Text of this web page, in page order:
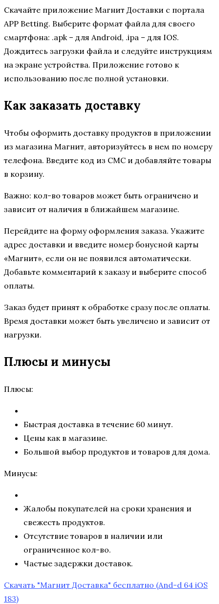
Скачайте приложение Магнит Доставки с портала
APP Betting. Выберите формат файла для своего
смартфона: .apk – для Android, .ipa – для IOS.
Дождитесь загрузки файла и следуйте инструкциям
на экране устройства. Приложение готово к
использованию после полной установки.
Как заказать доставку
Чтобы оформить доставку продуктов в приложении
из магазина Магнит, авторизуйтесь в нем по номеру
телефона. Введите код из СМС и добавляйте товары
в корзину.
Важно: кол-во товаров может быть ограничено и
зависит от наличия в ближайшем магазине.
Перейдите на форму оформления заказа. Укажите
адрес доставки и введите номер бонусной карты
«Магнит», если он не появился автоматически.
Добавьте комментарий к заказу и выберите способ
оплаты.
Заказ будет принят к обработке сразу после оплаты.
Время доставки может быть увеличено и зависит от
нагрузки.
Плюсы и минусы
Плюсы:
Быстрая доставка в течение 60 минут.
Цены как в магазине.
Большой выбор продуктов и товаров для дома.
Минусы:
Жалобы покупателей на сроки хранения и
свежесть продуктов.
Отсутствие товаров в наличии или
ограниченное кол-во.
Частые задержки доставок.
Скачать "Магнит Доставка" бесплатно (And-d 64 iOS
183)